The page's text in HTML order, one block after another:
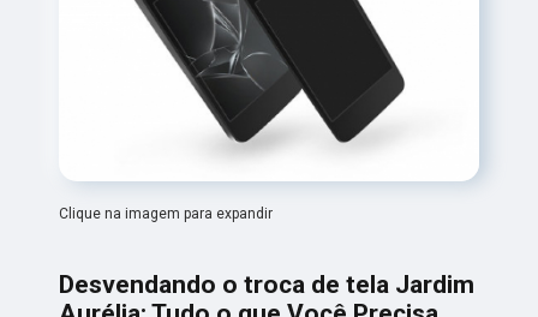
Clique na imagem para expandir
Desvendando o troca de tela Jardim